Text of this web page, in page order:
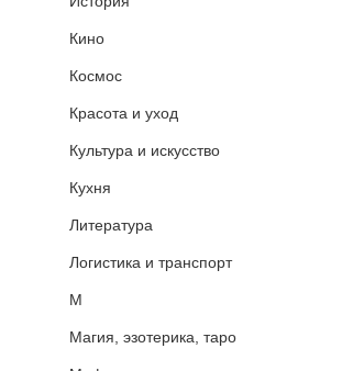
Кино
Космос
Красота и уход
Культура и искусство
Кухня
Литература
Логистика и транспорт
М
Магия, эзотерика, таро